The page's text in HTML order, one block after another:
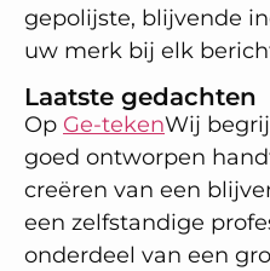
gepolijste, blijvende
uw merk bij elk
Laatste gedachten
Op Ge-tekenWij
goed ontworpen
creëren van een
een zelfstandige
onderdeel van een